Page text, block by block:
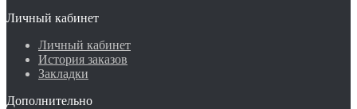
Личный кабинет
Личный кабинет
История заказов
Закладки
Дополнительно